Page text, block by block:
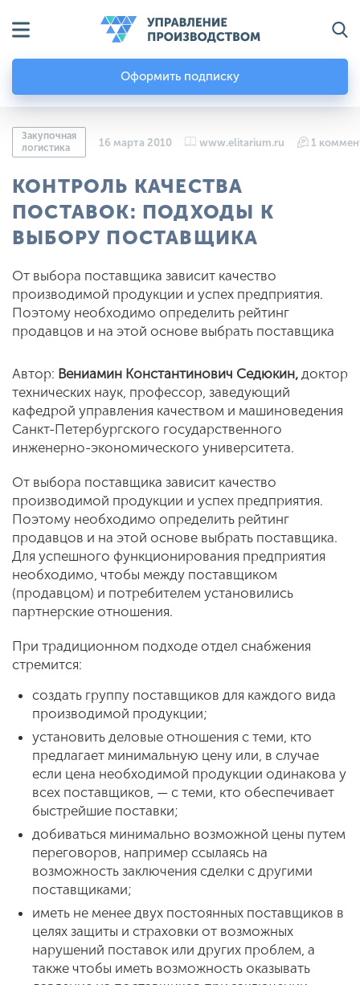
Оформить подписку
Закупочная
логистика
16 марта 2010 www.elitarium.ru 1
КОНТРОЛЬ КАЧЕСТВА
ПОСТАВОК: ПОДХОДЫ К
ВЫБОРУ ПОСТАВЩИКА
От выбора поставщика зависит качество
производимой продукции и успех предприятия.
Поэтому необходимо определить рейтинг
продавцов и на этой основе выбрать поставщика
Автор: Вениамин Константинович Ceдюкин, доктор
технических наук, профессор, заведующий
кафедрой управления качеством и машиноведения
Санкт-Петербургского государственного
инженерно-экономического университета.
От выбора поставщика зависит качество
производимой продукции и успех предприятия.
Поэтому необходимо определить рейтинг
продавцов и на этой основе выбрать поставщика.
Для успешного функционирования предприятия
необходимо, чтобы между поставщиком
(продавцом) и потребителем установились
партнерские отношения.
При традиционном подходе отдел снабжения
стремится:
создать группу поставщиков для каждого вида
производимой продукции;
установить деловые отношения с теми, кто
предлагает минимальную цену или, в случае
если цена необходимой продукции одинакова у
всех поставщиков, — с теми, кто обеспечивает
быстрейшие поставки;
добиваться минимально возможной цены путем
переговоров, например ссылаясь на
возможность заключения сделки с другими
поставщиками;
иметь не менее двух постоянных поставщиков в
целях защиты и страховки от возможных
нарушений поставок или других проблем, а
также чтобы иметь возможность оказывать